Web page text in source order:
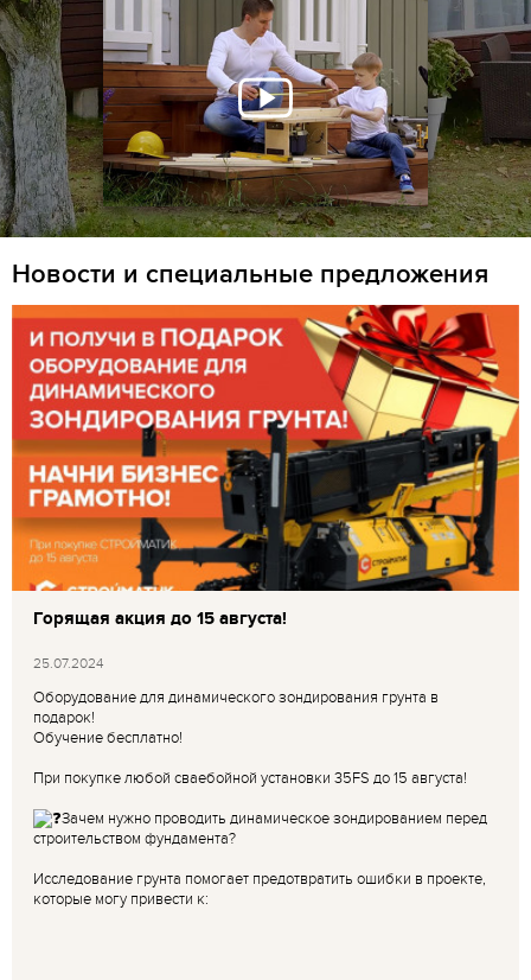
Новости и специальные предложения
Горящая акция до 15 августа!
25.07.2024
Оборудование для динамического зондирования грунта в
подарок!
Обучение бесплатно!
При покупке любой сваебойной установки 35FS до 15 августа!
Зачем нужно проводить динамическое зондированием перед
строительством фундамента?
Исследование грунта помогает предотвратить ошибки в проекте,
которые могу привести к: